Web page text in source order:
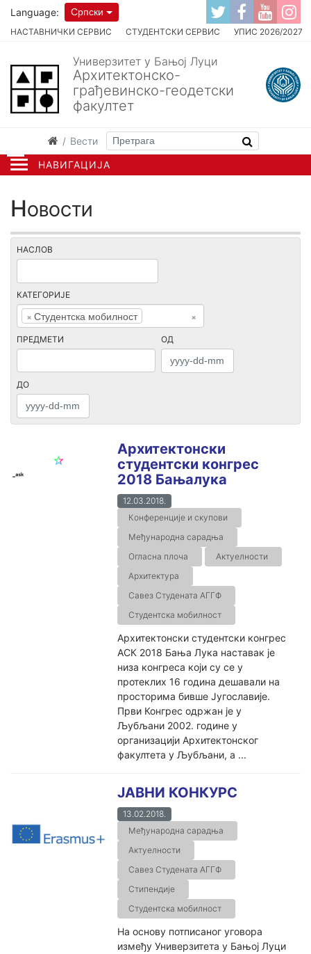
НАВИГАЦИЈА
НАСТАВНИЧКИ СЕРВИС СТУДЕНТСКИ СЕРВИС УПИС 2026/2027
Language: Српски
Универзитет у Бањој Луци
Архитектонско-
грађевинско-геодетски
факултет
Вести
Новости
НАСЛОВ
КАТЕГОРИЈЕ
×
× Студентска мобилност
ПРЕДМЕТИ ОД
ДО
Архитектонски
студентски конгрес
2018 Бањалука
12.03.2018.
Конференције и скупови
Међународна сарадња
Огласна плоча
Актуелности
Архитектура
Савез Студената АГГФ
Студентска мобилност
Архитектонски студентски конгрес
АСК 2018 Бања Лука наставак је
низа конгреса који су се у
протеклих 16 година дешавали на
просторима бивше Југославије.
Први Конгрес одржан је у
Љубљани 2002. године у
организацији Архитектонског
факултета у Љубљани, а ...
ЈАВНИ КОНКУРС
13.02.2018.
Међународна сарадња
Актуелности
Савез Студената АГГФ
Стипендије
Студентска мобилност
На основу потписаног уговора
између Универзитета у Бањој Луци